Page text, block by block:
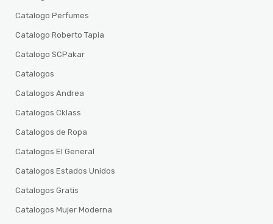
Catalogo Perfumes
Catalogo Roberto Tapia
Catalogo SCPakar
Catalogos
Catalogos Andrea
Catalogos Cklass
Catalogos de Ropa
Catalogos El General
Catalogos Estados Unidos
Catalogos Gratis
Catalogos Mujer Moderna